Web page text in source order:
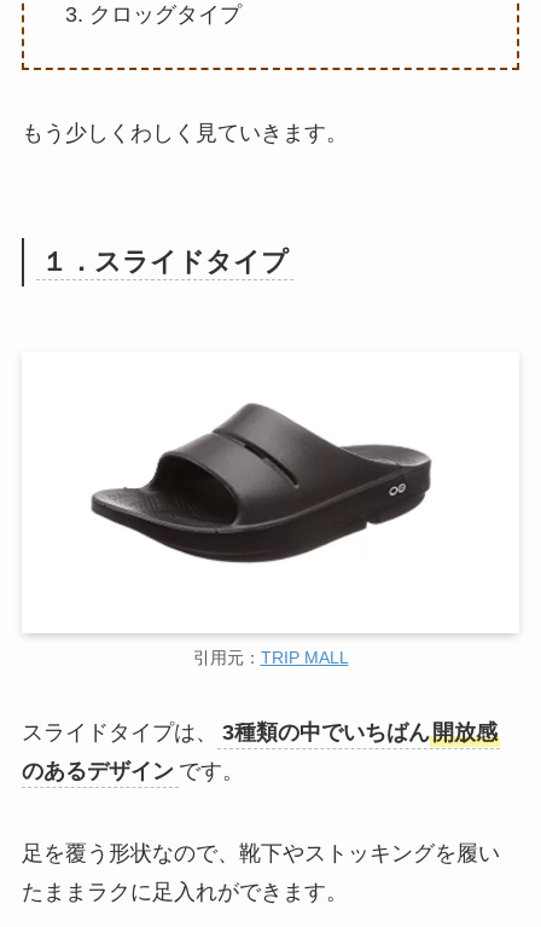
クロッグタイプ
もう少しくわしく見ていきます。
１．スライドタイプ
引用元： TRIP MALL
スライドタイプは、 3種類の中でいちばん開放感
のあるデザイン です。
足を覆う形状なので、靴下やストッキングを履い
たままラクに足入れができます。